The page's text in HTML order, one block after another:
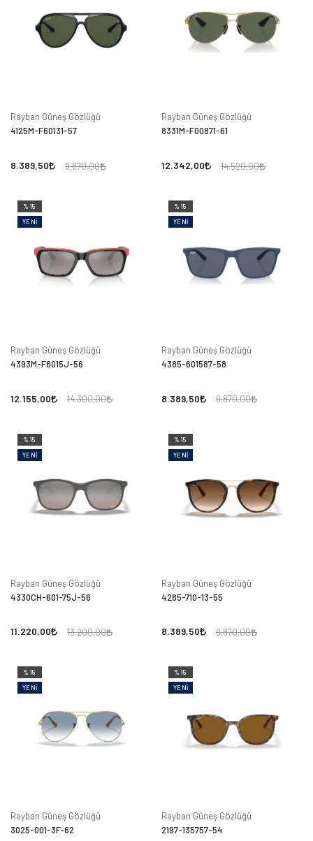
Rayban Güneş Gözlüğü
4125M-F60131-57
8.389,50 9.870,00
Rayban Güneş Gözlüğü
8331M-F00871-61
12.342,00 14.520,00
%15
YENI
Rayban Güneş Gözlüğü
4393M-F6015J-56
12.155,00 14.300,00
%15
YENI
Rayban Güneş Gözlüğü
4385-601587-58
8.389,50 9.870,00
%15
YENI
Rayban Güneş Gözlüğü
4330CH-601-75J-56
11.220,00 13.200,00
%15
YENI
Rayban Güneş Gözlüğü
4285-710-13-55
8.389,50 9.870,00
%15
YENI
Rayban Güneş Gözlüğü
3025-001-3F-62
%15
YENI
Rayban Güneş Gözlüğü
2197-135757-54